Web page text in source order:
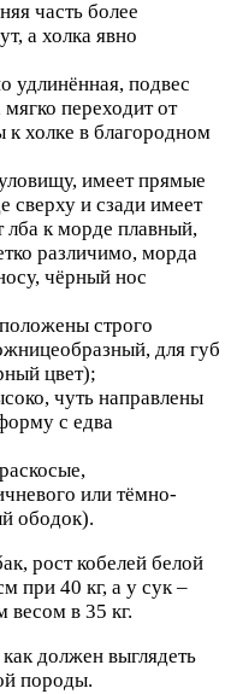
часть более
а холка явно
удлинённая, подвес
мягко переходит от
к холке в благородном
имеет прямые
сверху и сзади имеет
лба к морде плавный,
различимо, морда
чёрный нос
строго
для губ
цвет);
чуть направлены
с едва
или тёмно-
ободок).
рост кобелей белой
при 40 кг, а у сук –
в 35 кг.
должен выглядеть
породы.